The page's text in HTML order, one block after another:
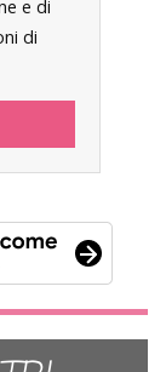
e di
di